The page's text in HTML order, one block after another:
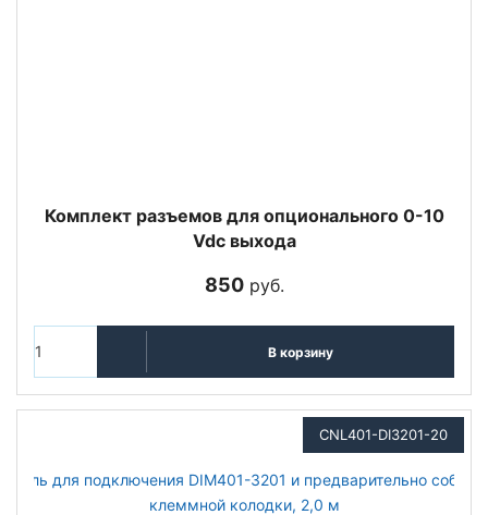
Комплект разъемов для опционального 0-10
Vdc выхода
850руб.
В корзину
CNL401-DI3201-20